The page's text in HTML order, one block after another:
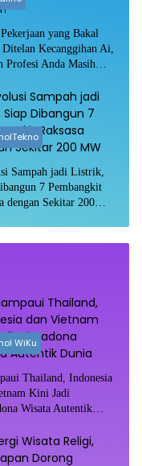
yang Bakal
Kecanggihan Ai,
Profesi Anda Masih
Sampah jadi Listrik,
7 Pembangkit
dengan Sekitar 200
WiKu
Thailand, Indonesia
Kini Jadi
Wisata Autentik